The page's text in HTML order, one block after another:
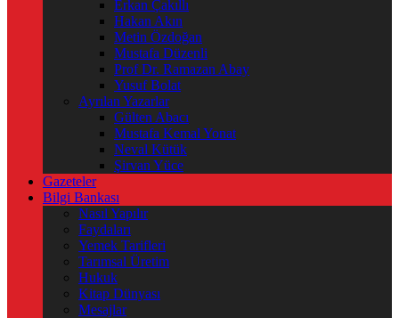
Erkan Çakıllı
Hakan Akın
Metin Özdoğan
Mustafa Düzenli
Prof Dr. Ramazan Abay
Yusuf Bolat
Ayrılan Yazarlar
Gülten Abacı
Mustafa Kemal Yonat
Neval Kütük
Şirvan Yüce
Gazeteler
Bilgi Bankası
Nasıl Yapılır
Faydaları
Yemek Tarifleri
Tarımsal Üretim
Hukuk
Kitap Dünyası
Mesajlar